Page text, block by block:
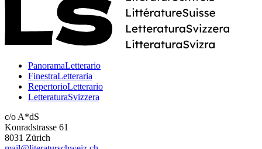
PanoramaLetterario
FinestraLetteraria
RepertorioLetterario
LetteraturaSvizzera
c/o A*dS
Konradstrasse 61
8031 Zürich